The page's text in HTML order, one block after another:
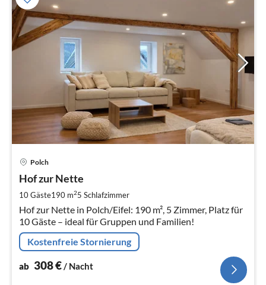
Polch
Hof zur Nette
10 Gäste190 m25 Schlafzimmer
Hof zur Nette in Polch/Eifel: 190 m², 5 Zimmer, Platz für
10 Gäste – ideal für Gruppen und Familien!
Kostenfreie Stornierung
ab 308€/ Nacht